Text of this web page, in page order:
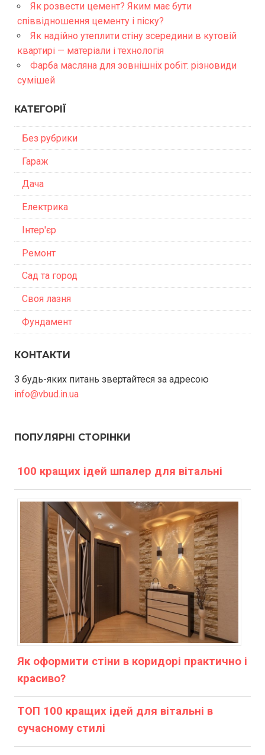
Як розвести цемент? Яким має бути
співвідношення цементу і піску?
Як надійно утеплити стіну зсередини в кутовій
квартирі — матеріали і технологія
Фарба масляна для зовнішніх робіт: різновиди
сумішей
КАТЕГОРІЇ
Без рубрики
Гараж
Дача
Електрика
Інтер'єр
Ремонт
Сад та город
Своя лазня
Фундамент
КОНТАКТИ
З будь-яких питань звертайтеся за адресою
info@vbud.in.ua
ПОПУЛЯРНІ СТОРІНКИ
100 кращих ідей шпалер для вітальні
Як оформити стіни в коридорі практично і
красиво?
ТОП 100 кращих ідей для вітальні в
сучасному стилі